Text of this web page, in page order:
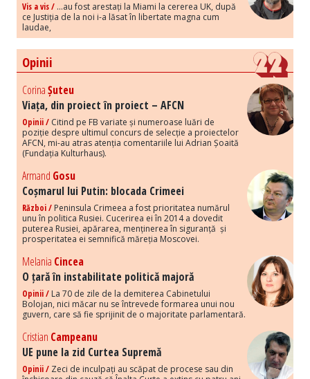
Vis a vis / ...au fost arestați la Miami la cererea UK, după
ce Justiția de la noi i-a lăsat în libertate magna cum
laudae,
Opinii
CorinaȘuteu
Viața, din proiect în proiect – AFCN
Opinii / Citind pe FB variate și numeroase luări de
poziție despre ultimul concurs de selecție a proiectelor
AFCN, mi-au atras atenția comentariile lui Adrian Șoaită
(Fundația Kulturhaus).
Armand Gosu
Coșmarul lui Putin: blocada Crimeei
Război / Peninsula Crimeea a fost prioritatea numărul
unu în politica Rusiei. Cucerirea ei în 2014 a dovedit
puterea Rusiei, apărarea, menținerea în siguranță și
prosperitatea ei semnifică măreția Moscovei.
Melania Cincea
O țară în instabilitate politică majoră
Opinii / La 70 de zile de la demiterea Cabinetului
Bolojan, nici măcar nu se întrevede formarea unui nou
guvern, care să fie sprijinit de o majoritate parlamentară.
Cristian Campeanu
UE pune la zid Curtea Supremă
Opinii / Zeci de inculpați au scăpat de procese sau din